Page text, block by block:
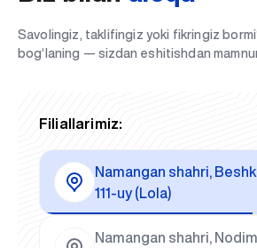
Savolingiz, taklifingiz yoki fikringiz
bog‘laning — sizdan eshitishdan
Filiallarimiz:
Namangan shahri,
111-uy (Lola)
Namangan shahri, Nodim